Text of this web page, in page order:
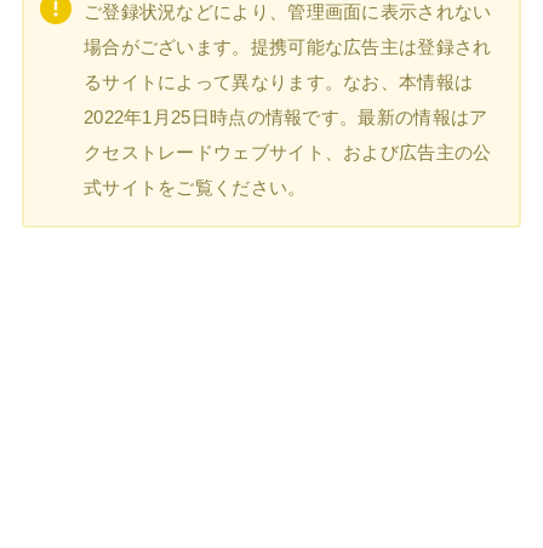
ご登録状況などにより、管理画面に表示されない
場合がございます。提携可能な広告主は登録され
るサイトによって異なります。なお、本情報は
2022年1月25日時点の情報です。最新の情報はア
クセストレードウェブサイト、および広告主の公
式サイトをご覧ください。